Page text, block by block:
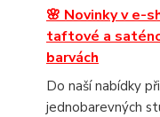
🌸 Novinky v e-
taftové a
barvách
Do naší nabídky
jednobarevných